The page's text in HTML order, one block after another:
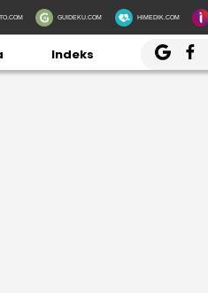
GUIDEKU.COM HIMEDIK.COM
Indeks